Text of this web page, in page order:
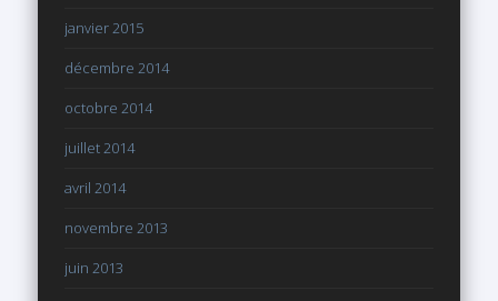
janvier 2015
décembre 2014
octobre 2014
juillet 2014
avril 2014
novembre 2013
juin 2013